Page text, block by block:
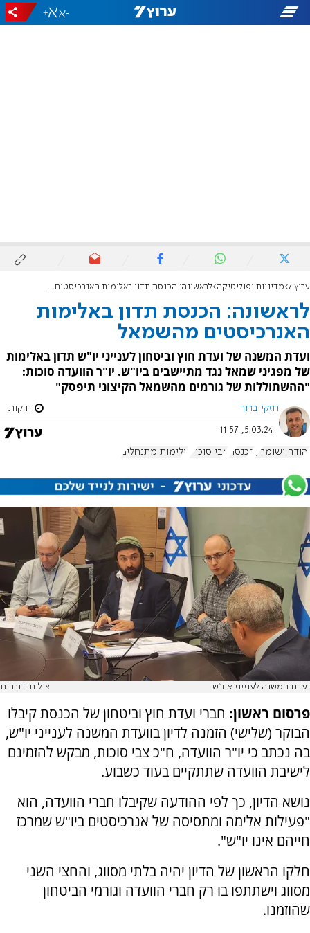
-
+
ערוץ 7 מדיניות ופוליטיקה לראשונה: הכנסת תדון באלימות האנרכיסטים מהשמאל
לראשונה: הכנסת תדון באלימות
האנרכיסטים מהשמאל
ועדת המשנה של ועדת חוץ וביטחון לענייני יו"ש תדון באלימות
של מפגיני שמאל נגד מתיישבים ביו"ש. יו"ר הוועדה סוכות:
"ההשתוללות של גורמים מהשמאל הקיצוני תיפסק"
חזקי ברוך 1 דקות
5.03.24, 11:57
יהודה ושומרון הכנסת צבי סוכות אלימות מתנחלים
ועדת המשנה לענייני איו"ש צילום: דוברות
פרסום ראשון: חברי ועדת חוץ וביטחון של הכנסת קיבלו
הבוקר (שלישי) הזמנה לדיון בוועדת המשנה לענייני יו"ש,
בה נכתב כי יו"ר הוועדה, ח"כ צבי סוכות, מבקש להזמינם
לישיבת הוועדה שתתקיים בעוד כשבוע.
נושא הדיון, כך לפי ההודעה שקיבלו חברי הוועדה, הוא
"פעילות אלימה ומתסיסה של אנרכיסטים ביו"ש שמרכז
חייהם אינו יו"ש".
חלקו הראשון של הדיון יהיה בלתי מסווג, והחצי השני
מסווג וישתתפו בו רק חברי הוועדה וגורמי הביטחון
שהוזמנו.